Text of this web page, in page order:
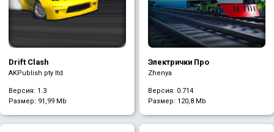
Drift Clash
AKPublish pty ltd
Версия: 1.3
Размер: 91,99 Mb
Электрички Про
Zhenya
Версия: 0.714
Размер: 120,8 Mb